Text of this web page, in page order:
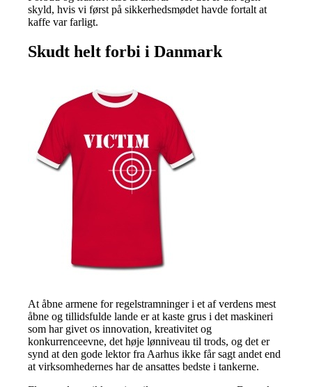
skyld, hvis vi først på sikkerhedsmødet havde fortalt at
kaffe var farligt.
Skudt helt forbi i Danmark
At åbne armene for regelstramninger i et af verdens mest
åbne og tillidsfulde lande er at kaste grus i det maskineri
som har givet os innovation, kreativitet og
konkurrenceevne, det høje lønniveau til trods, og det er
synd at den gode lektor fra Aarhus ikke får sagt andet end
at virksomhedernes har de ansattes bedste i tankerne.